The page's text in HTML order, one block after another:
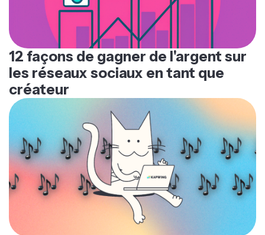
12 façons de gagner de l'argent sur
les réseaux sociaux en tant que
créateur